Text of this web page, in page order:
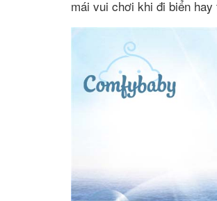
mái vui chơi khi đi biển hay